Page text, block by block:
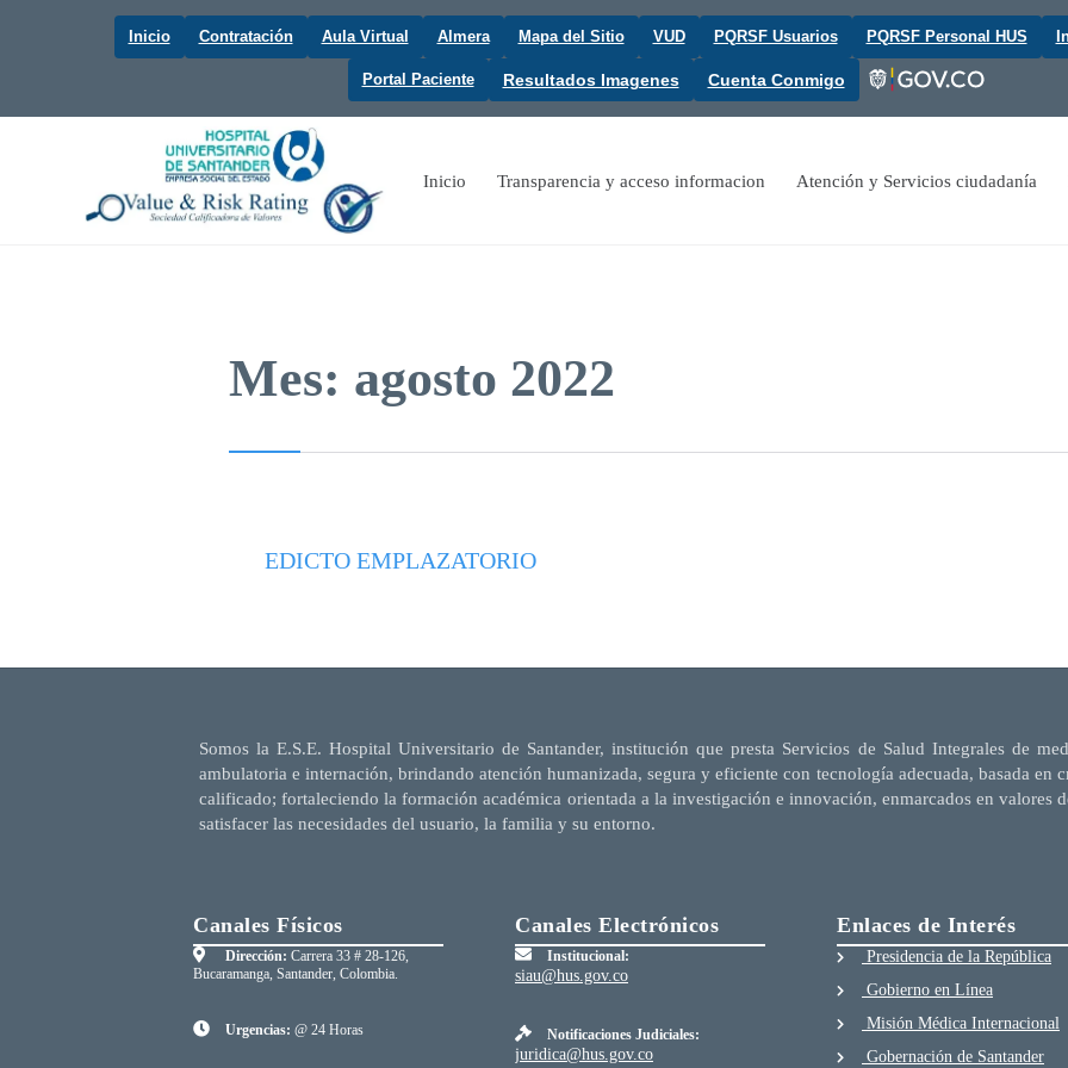
Inicio Contratación Aula Virtual Almera Mapa del Sitio VUD PQRSF Usuarios PQRSF Personal HUS
Portal Paciente Resultados Imagenes Cuenta Conmigo
Inicio Transparencia y acceso informacion Atención y Servicios ciudadanía
Mes: agosto 2022
EDICTO EMPLAZATORIO
Somos la E.S.E. Hospital Universitario de Santander, institución que presta Servicios de Salud Integrales de
ambulatoria e internación, brindando atención humanizada, segura y eficiente con tecnología adecuada, basada en
calificado; fortaleciendo la formación académica orientada a la investigación e innovación, enmarcados en valores
satisfacer las necesidades del usuario, la familia y su entorno.
Canales Físicos
Dirección: Carrera 33 # 28-126,
Bucaramanga, Santander, Colombia.
Urgencias: @ 24 Horas
Canales Electrónicos
Institucional:
siau@hus.gov.co
Notificaciones Judiciales:
juridica@hus.gov.co
Enlaces de Interés
Presidencia de la República
Gobierno en Línea
Misión Médica Internacional
Gobernación de Santander